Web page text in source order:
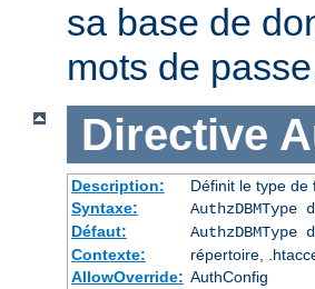
sa base de
mots de
Directive
Description:
Définit le type
Syntaxe:
AuthzDBMType
Défaut:
AuthzDBMType
Contexte:
répertoire,
AllowOverride: AuthConfig